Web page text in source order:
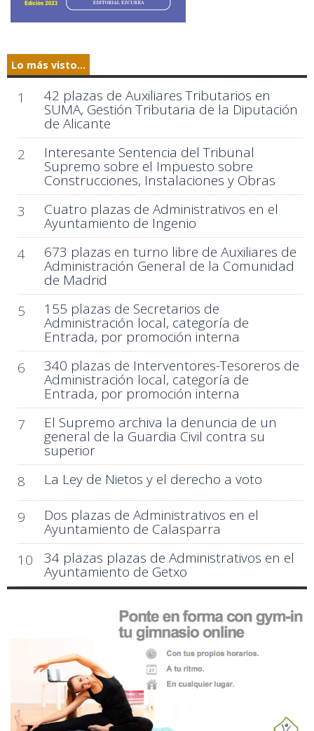
Lo más visto...
1 42 plazas de Auxiliares Tributarios en
SUMA, Gestión Tributaria de la Diputación
de Alicante
2
Interesante Sentencia del Tribunal
Supremo sobre el Impuesto sobre
Construcciones, Instalaciones y Obras
3
Cuatro plazas de Administrativos en el
Ayuntamiento de Ingenio
4
673 plazas en turno libre de Auxiliares de
Administración General de la Comunidad
de Madrid
5
155 plazas de Secretarios de
Administración local, categoría de
Entrada, por promoción interna
6
340 plazas de Interventores-Tesoreros de
Administración local, categoría de
Entrada, por promoción interna
7
El Supremo archiva la denuncia de un
general de la Guardia Civil contra su
superior
8
La Ley de Nietos y el derecho a voto
9 Dos plazas de Administrativos en el
Ayuntamiento de Calasparra
10
34 plazas plazas de Administrativos en el
Ayuntamiento de Getxo